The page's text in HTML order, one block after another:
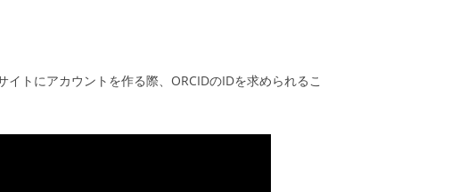
トにアカウントを作る際、ORCIDのIDを求められるこ